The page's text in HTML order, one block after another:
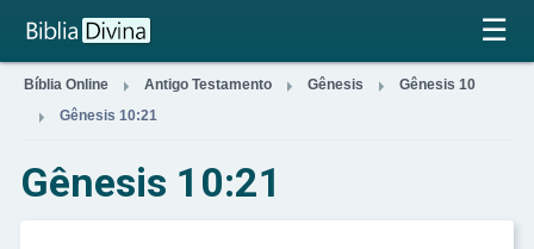
×
☰
Bíblia Online  Antigo Testamento  Gênesis  Gênesis 10
 Gênesis 10:21
Gênesis 10:21